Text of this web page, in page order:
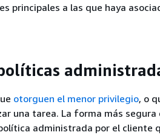
principales a las que haya
otorguen el menor privilegio, o
una tarea. La forma más segura
administrada por el cliente